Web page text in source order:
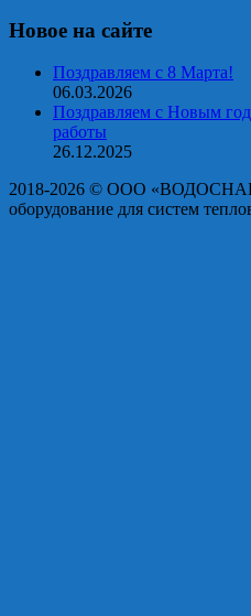
Новое на сайте
Поздравляем с 8 Марта!
06.03.2026
Поздравляем с Новым
работы
26.12.2025
2018-2026 © OOO
оборудование для систем